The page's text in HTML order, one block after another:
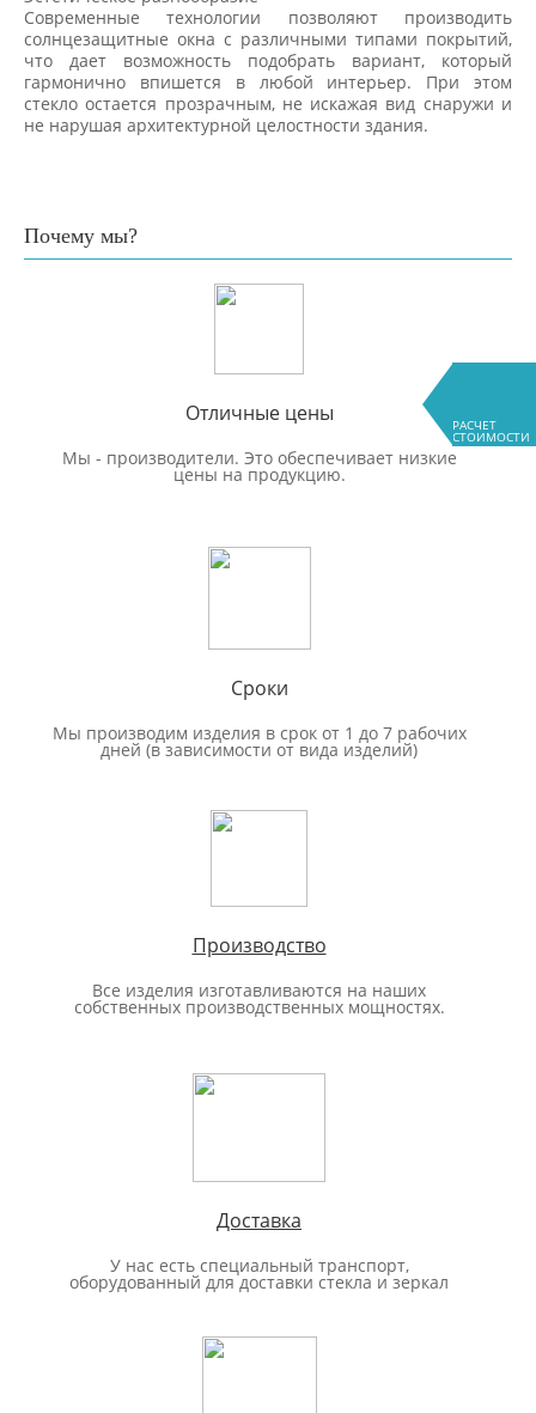
РАСЧЕТ
СТОИМОСТИ
Современные технологии позволяют производить
солнцезащитные окна с различными типами покрытий,
что дает возможность подобрать вариант, который
гармонично впишется в любой интерьер. При этом
стекло остается прозрачным, не искажая вид снаружи и
не нарушая архитектурной целостности здания.
Почему мы?
Отличные цены
Мы - производители. Это обеспечивает низкие
цены на продукцию.
Сроки
Мы производим изделия в срок от 1 до 7 рабочих
дней (в зависимости от вида изделий)
Производство
Все изделия изготавливаются на наших
собственных производственных мощностях.
Доставка
У нас есть специальный транспорт,
оборудованный для доставки стекла и зеркал